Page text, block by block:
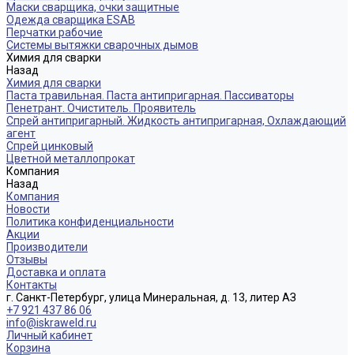
Маски сварщика, очки защитные
Одежда сварщика ESAB
Перчатки рабочие
Системы вытяжки сварочных дымов
Химия для сварки
Назад
Химия для сварки
Паста травильная. Паста антипригарная. Пассиваторы
Пенетрант. Очиститель. Проявитель
Спрей антипригарный. Жидкость антипригарная, Охлаждающий
агент
Спрей цинковый
Цветной металлопрокат
Компания
Назад
Компания
Новости
Политика конфиденциальности
Акции
Производители
Отзывы
Доставка и оплата
Контакты
г. Санкт-Петербург, улица Минеральная, д. 13, литер АЗ
+7 921 437 86 06
info@iskraweld.ru
Личный кабинет
Корзина